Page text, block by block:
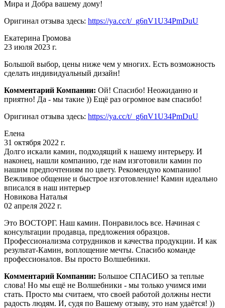
Мира и Добра вашему дому!
Оригинал отзыва здесь: https://ya.cc/t/_g6nV1U34PmDuU
Екатерина Громова
23 июля 2023 г.
Большой выбор, цены ниже чем у многих. Есть возможность
сделать индивидуальный дизайн!
Комментарий Компании: Ой! Спасибо! Неожиданно и
приятно! Да - мы такие )) Ещё раз огромное вам спасибо!
Оригинал отзыва здесь: https://ya.cc/t/_g6nV1U34PmDuU
Елена
31 октября 2022 г.
Долго искали камин, подходящий к нашему интерьеру. И
наконец, нашли компанию, где нам изготовили камин по
нашим предпочтениям по цвету. Рекомендую компанию!
Вежливое общение и быстрое изготовление! Камин идеально
вписался в наш интерьер
Новикова Наталья
02 апреля 2022 г.
Это ВОСТОРГ. Наш камин. Понравилось все. Начиная с
консультации продавца, предложения образцов.
Профессионализма сотрудников и качества продукции. И как
результат-Камин, воплощение мечты. Спасибо команде
профессионалов. Вы просто Волшебники.
Комментарий Компании: Большое СПАСИБО за теплые
слова! Но мы ещё не Волшебники - мы только учимся ими
стать. Просто мы считаем, что своей работой должны нести
радость людям. И, судя по Вашему отзыву, это нам удаётся! ))